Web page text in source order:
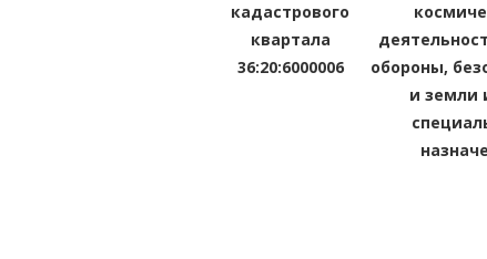
кадастрового
квартала
36:20:6000006
обороны,
и земли